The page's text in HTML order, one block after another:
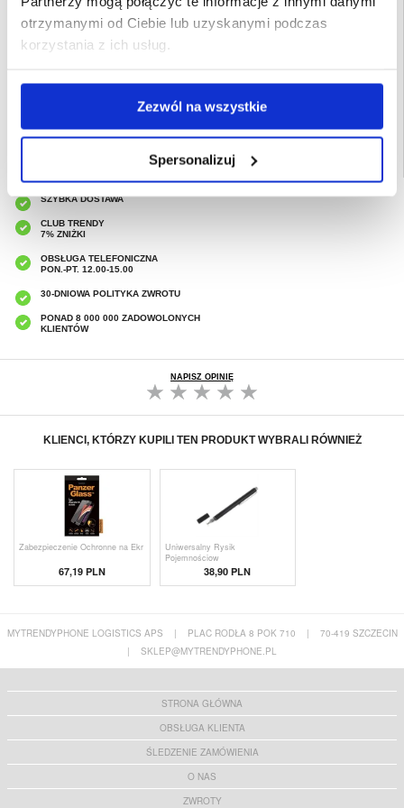
otrzymanymi od Ciebie lub uzyskanymi podczas
korzystania z ich usług.
Zezwól na wszystkie
Spersonalizuj
Przeznaczenie:
iPhone 17
Opakowanie:
Powiązane kategorie:Akcesoria do telefonów,Etui & Akcesoria iPhone,iPhone
SZYBKA DOSTAWA
CLUB TRENDY
7% ZNIŻKI
OBSŁUGA TELEFONICZNA
PON.-PT. 12.00-15.00
30-DNIOWA POLITYKA ZWROTU
PONAD 8 000 000 ZADOWOLONYCH
KLIENTÓW
NAPISZ OPINIĘ
KLIENCI, KTÓRZY KUPILI TEN PRODUKT WYBRALI RÓWNIEŻ
Zabezpieczenie Ochronne na Ekr
67,19 PLN
Uniwersalny Rysik
Pojemnościow
38,90 PLN
MYTRENDYPHONE LOGISTICS APS | PLAC RODŁA 8 POK 710 |
70-419 SZCZECIN
|
SKLEP@MYTRENDYPHONE.PL
STRONA GŁÓWNA
OBSŁUGA KLIENTA
ŚLEDZENIE ZAMÓWIENIA
O NAS
ZWROTY